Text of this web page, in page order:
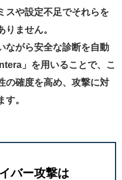
スや設定不足でそれらを
ません。
ながら安全な診断を自動
」を用いることで、こ
の確度を高め、攻撃に対
。
バー攻撃は